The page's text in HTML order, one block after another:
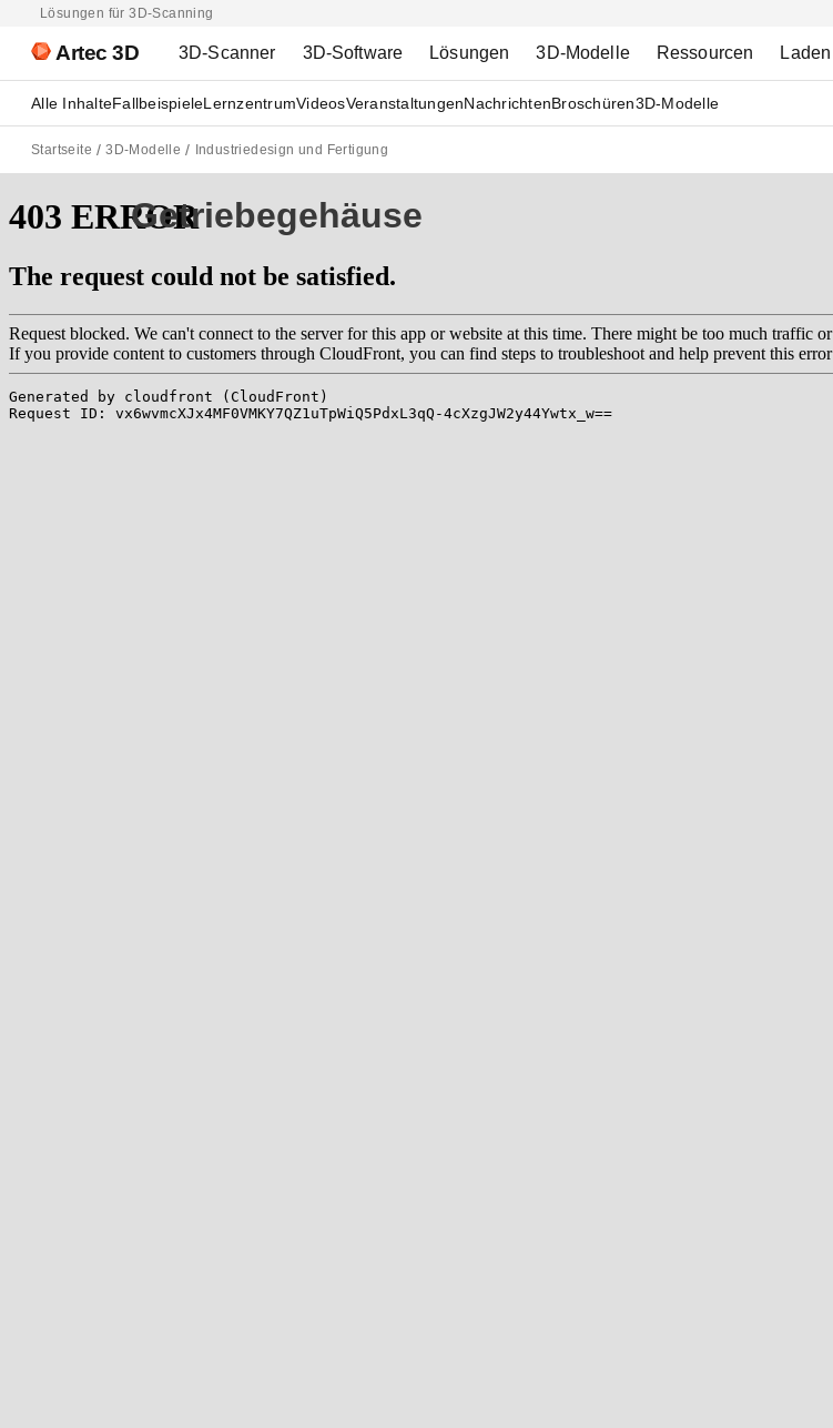
Lösungen für 3D-Scanning
Artec 3D 3D-Scanner 3D-Software Lösungen 3D-Modelle Ressourcen Laden
Alle InhalteFallbeispieleLernzentrumVideosVeranstaltungenNachrichtenBroschüren3D-Modelle
Startseite 3D-Modelle Industriedesign und Fertigung
Getriebegehäuse